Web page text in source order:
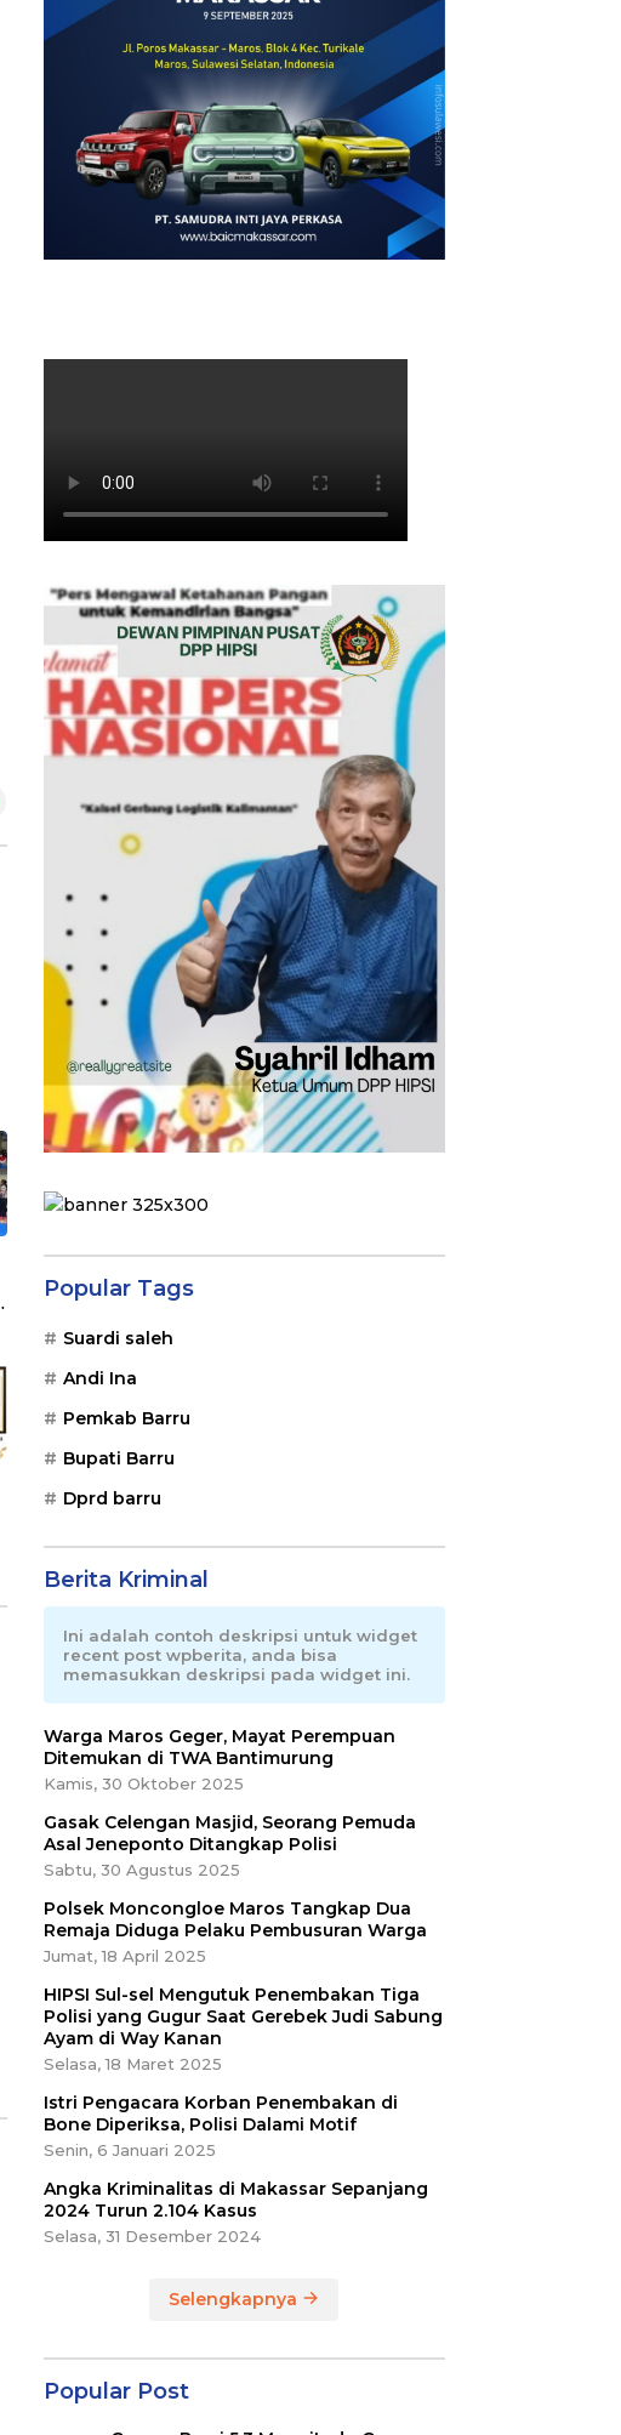
Popular Tags
Suardi saleh
Andi Ina
Pemkab Barru
Bupati Barru
Dprd barru
Berita Kriminal
Ini adalah contoh deskripsi untuk widget
recent post wpberita, anda bisa
memasukkan deskripsi pada widget ini.
Warga Maros Geger, Mayat Perempuan
Ditemukan di TWA Bantimurung
Kamis, 30 Oktober 2025
Gasak Celengan Masjid, Seorang Pemuda
Asal Jeneponto Ditangkap Polisi
Sabtu, 30 Agustus 2025
Polsek Moncongloe Maros Tangkap Dua
Remaja Diduga Pelaku Pembusuran Warga
Jumat, 18 April 2025
HIPSI Sul-sel Mengutuk Penembakan Tiga
Polisi yang Gugur Saat Gerebek Judi Sabung
Ayam di Way Kanan
Selasa, 18 Maret 2025
Istri Pengacara Korban Penembakan di
Bone Diperiksa, Polisi Dalami Motif
Senin, 6 Januari 2025
Angka Kriminalitas di Makassar Sepanjang
2024 Turun 2.104 Kasus
Selasa, 31 Desember 2024
Selengkapnya
Popular Post